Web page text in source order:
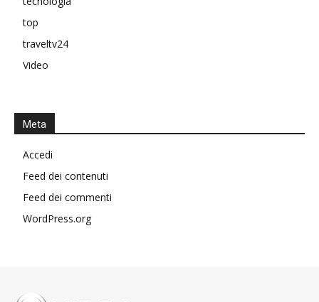
top
traveltv24
Video
Meta
Accedi
Feed dei contenuti
Feed dei commenti
WordPress.org